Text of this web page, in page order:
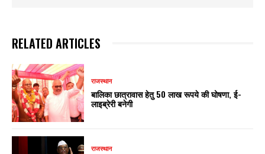
RELATED ARTICLES
राजस्थान
बालिका छात्रावास हेतु 50 लाख रूपये की घोषणा, ई-
लाइब्रेरी बनेगी
राजस्थान